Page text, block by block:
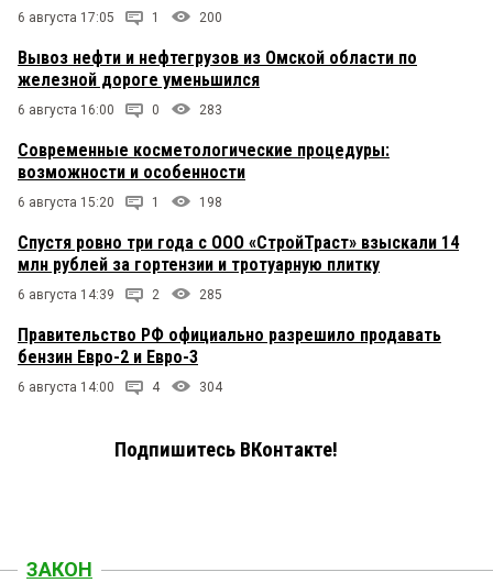
6 августа 17:05 1 200
Вывоз нефти и нефтегрузов из Омской области по
железной дороге уменьшился
6 августа 16:00 0 283
Современные косметологические процедуры:
возможности и особенности
6 августа 15:20 1 198
Спустя ровно три года с ООО «СтройТраст» взыскали 14
млн рублей за гортензии и тротуарную плитку
6 августа 14:39 2 285
Правительство РФ официально разрешило продавать
бензин Евро-2 и Евро-3
6 августа 14:00 4 304
Подпишитесь ВКонтакте!
ЗАКОН